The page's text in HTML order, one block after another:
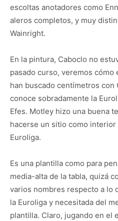
escoltas anotadores como
aleros completos, y muy
Wainright.
En la pintura, Caboclo no
pasado curso, veremos
han buscado centímetros con
conoce sobradamente la
Efes. Motley hizo una buena
hacerse un sitio como
Euroliga.
Es una plantilla como para
media-alta de la tabla, quizá
varios nombres respecto a lo
la Euroliga y necesitada del
plantilla. Claro, jugando en el